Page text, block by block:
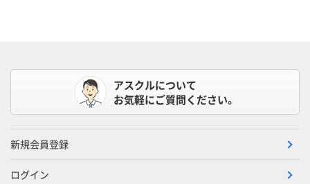
アスクルについて
お気軽にご質問ください。
新規会員登録
ログイン